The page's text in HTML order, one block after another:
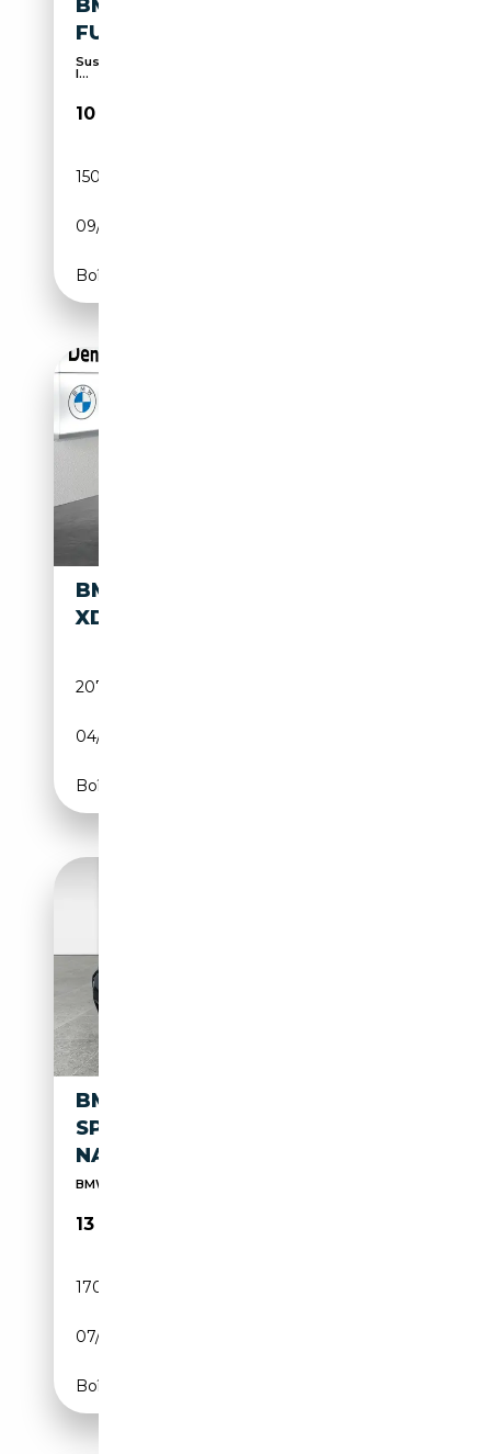
BMW X3 X3 XDRIVE20D
FUTURA
Suspension sport, CD, LED phare de jour, Airbags
l...
10 500€
150 000 km
09/2012
Boîte automatique
BMW X3
XDRIVE20D
207 000 km
04/2013
Boîte automatique
BMW X3 XDRIVE20D M
SPORTPAKET XENON RFK
NAVI PROF.
BMW Vertragshändler
13 490€
170 350 km
07/2012
Boîte automatique